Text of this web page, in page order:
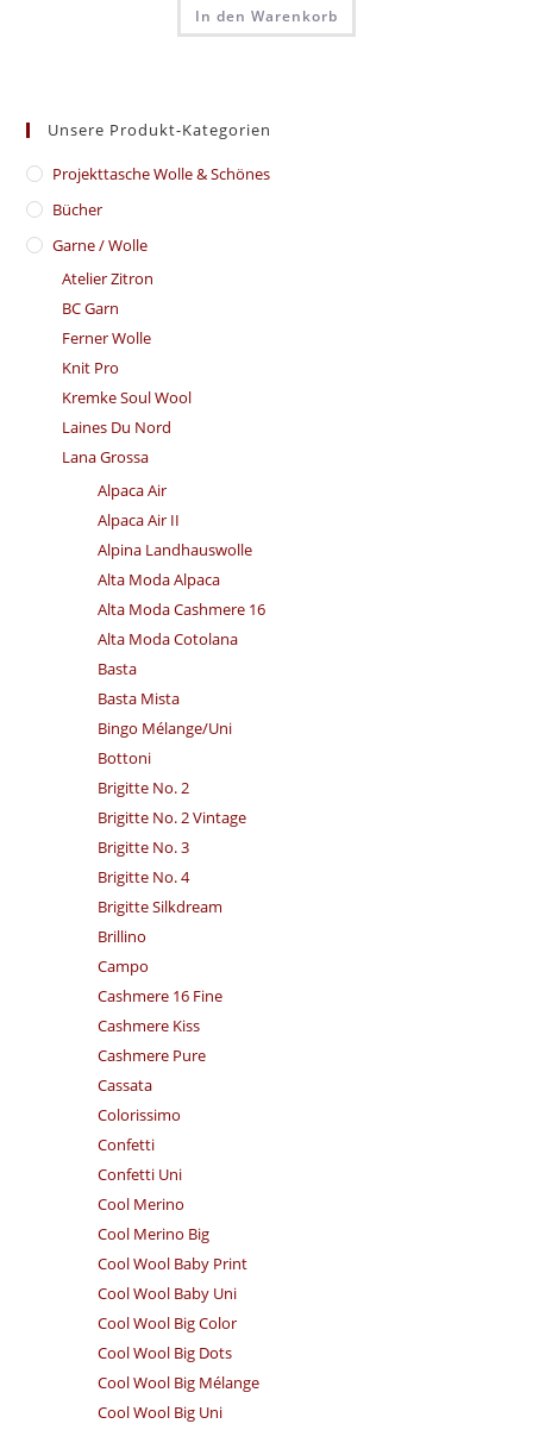
In den Warenkorb
Unsere Produkt-Kategorien
​Projekttasche Wolle & Schönes
Bücher
Garne / Wolle
Atelier Zitron
BC Garn
Ferner Wolle
Knit Pro
Kremke Soul Wool
Laines Du Nord
Lana Grossa
Alpaca Air
Alpaca Air II
Alpina Landhauswolle
Alta Moda Alpaca
Alta Moda Cashmere 16
Alta Moda Cotolana
Basta
Basta Mista
Bingo Mélange/​Uni
Bottoni
Brigitte No. 2
Brigitte No. 2 Vintage
Brigitte No. 3
Brigitte No. 4
Brigitte Silkdream
Brillino
Campo
Cashmere 16 Fine
Cashmere Kiss
Cashmere Pure
Cassata
Colorissimo
Confetti
Confetti Uni
Cool Merino
Cool Merino Big
Cool Wool Baby Print
Cool Wool Baby Uni
Cool Wool Big Color
Cool Wool Big Dots
Cool Wool Big Mélange
Cool Wool Big Uni